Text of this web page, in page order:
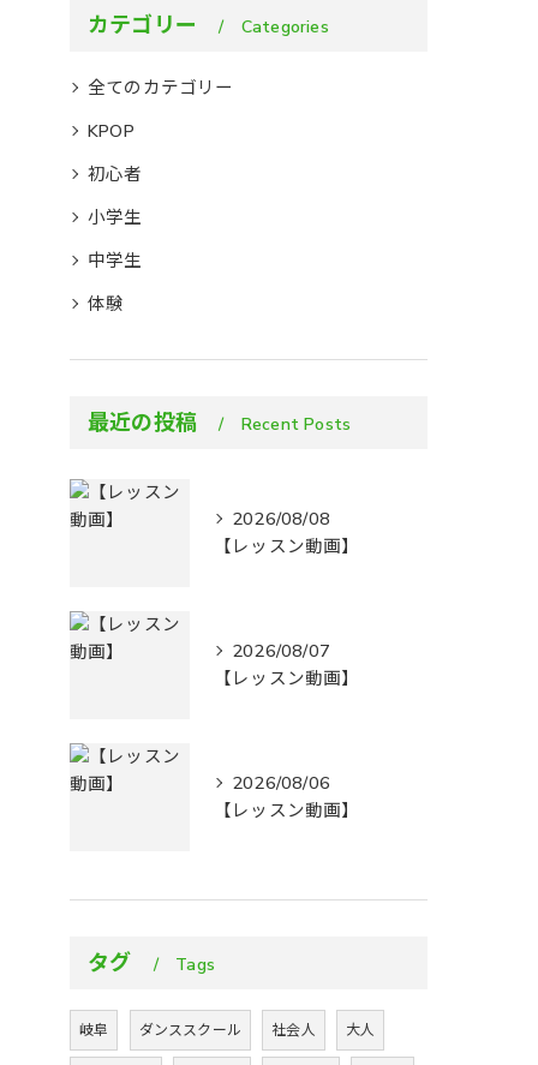
カテゴリー Categories
全てのカテゴリー
KPOP
初心者
小学生
中学生
体験
最近の投稿 Recent Posts
2026/08/08
【レッスン動画】
2026/08/07
【レッスン動画】
2026/08/06
【レッスン動画】
タグ Tags
岐阜 ダンススクール 社会人 大人